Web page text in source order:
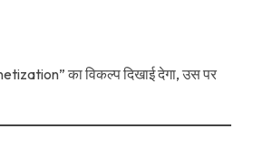
का विकल्प दिखाई देगा, उस पर